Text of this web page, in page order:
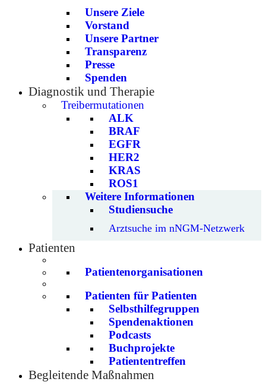
Unsere Ziele
Vorstand
Unsere Partner
Transparenz
Presse
Spenden
Diagnostik und Therapie
Treibermutationen
ALK
BRAF
EGFR
HER2
KRAS
ROS1
Weitere Informationen
Studiensuche
Arztsuche im nNGM-Netzwerk
Patienten
Patientenorganisationen
Patienten für Patienten
Selbsthilfegruppen
Spendenaktionen
Podcasts
Buchprojekte
Patiententreffen
Begleitende Maßnahmen